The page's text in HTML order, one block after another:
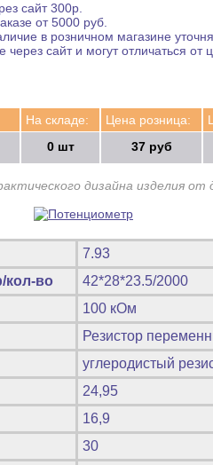
сайт 300р.
от 5000 руб.
в розничном магазине
сайт и могут отличаться от
На складе:
0 шт
Цена розница:
37 руб
дизайна изделия от
7.93
кол-во
42*28*23.5/2000
100 кОм
Резистор
углеродистый
24,95
16,9
30